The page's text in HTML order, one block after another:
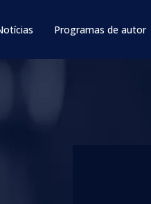
Programas de autor